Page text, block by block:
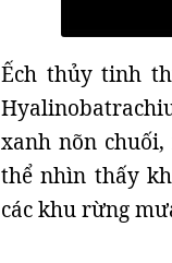
Ếch thủy tinh
xanh nõn
thể nhìn thấy
các khu rừng